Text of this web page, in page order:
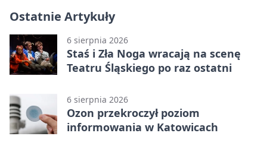
Ostatnie Artykuły
6 sierpnia 2026
Staś i Zła Noga wracają na scenę
Teatru Śląskiego po raz ostatni
6 sierpnia 2026
Ozon przekroczył poziom
informowania w Katowicach